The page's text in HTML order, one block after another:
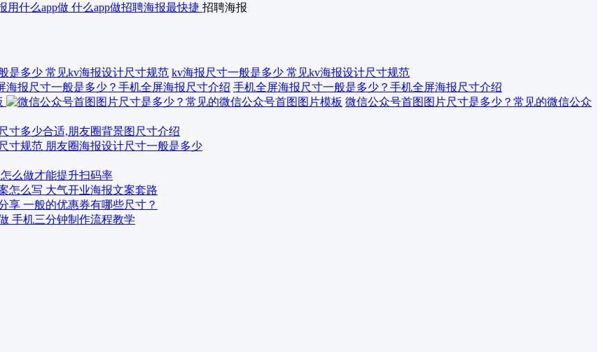
用什么app做 什么app做招聘海报最快捷 招聘海报
kv海报尺寸一般是多少 常见kv海报设计尺寸规范
手机全屏海报尺寸一般是多少？手机全屏海报尺寸介绍
微信公众号首图图片尺寸是多少？常见的微信公众
寸多少合适,朋友圈背景图尺寸介绍
寸规范 朋友圈海报设计尺寸一般是多少
么做才能提升扫码率
怎么写 大气开业海报文案套路
享 一般的优惠券有哪些尺寸？
手机三分钟制作流程教学